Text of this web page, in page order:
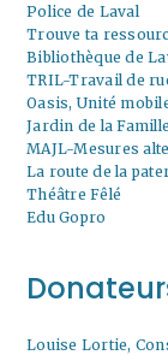
Police de Laval
Trouve ta
Bibliothèque de
TRIL-Travail de
Oasis, Unité
Jardin de la Famille
MAJL-Mesures
La route de la
Théâtre Fêlé
Edu Gopro
Louise Lortie,